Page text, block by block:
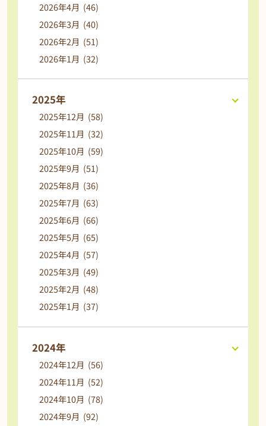
2026年4月 (46)
2026年3月 (40)
2026年2月 (51)
2026年1月 (32)
2025年
2025年12月 (58)
2025年11月 (32)
2025年10月 (59)
2025年9月 (51)
2025年8月 (36)
2025年7月 (63)
2025年6月 (66)
2025年5月 (65)
2025年4月 (57)
2025年3月 (49)
2025年2月 (48)
2025年1月 (37)
2024年
2024年12月 (56)
2024年11月 (52)
2024年10月 (78)
2024年9月 (92)